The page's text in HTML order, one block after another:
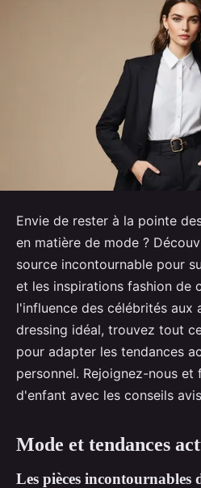
Envie de rester à la pointe
en matière de mode ?
source incontournable pour
et les inspirations fashion de
l'influence des célébrités aux
dressing idéal, trouvez tout
pour adapter les tendances
personnel. Rejoignez-nous
d'enfant avec les conseils
Mode et tendances
Les pièces incontournables